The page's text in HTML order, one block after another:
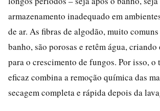
armazenamento inadequado em
de ar. As fibras de algodão, muito
banho, são porosas e retêm água,
para o crescimento de fungos. Por isso, o
eficaz combina a remoção química das
secagem completa e rápida depois da